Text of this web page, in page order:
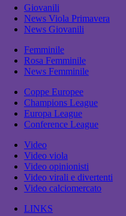
Giovanili
News Viola Primavera
News Giovanili
Femminile
Rosa Femminile
News Femminile
Coppe Europee
Champions League
Europa League
Conference League
Video
Video viola
Video opinionisti
Video virali e divertenti
Video calciomercato
LINKS